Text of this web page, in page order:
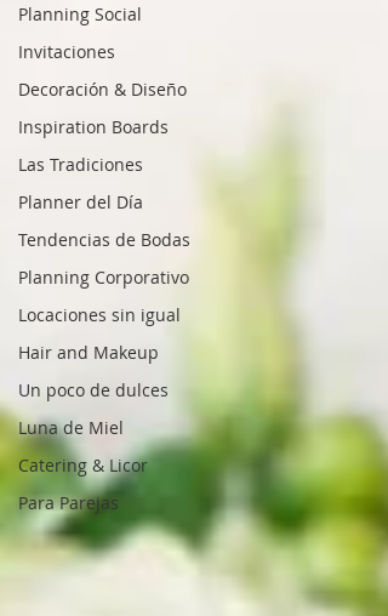
Planning Social
Invitaciones
Decoración & Diseño
Inspiration Boards
Las Tradiciones
Planner del Día
Tendencias de Bodas
Planning Corporativo
Locaciones sin igual
Hair and Makeup
Un poco de dulces
Luna de Miel
Catering & Licor
Para Parejas